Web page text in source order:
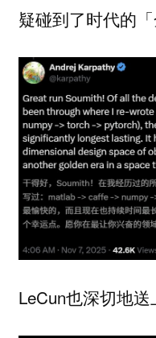
疑碰到了时代的「
LeCun也深切地送